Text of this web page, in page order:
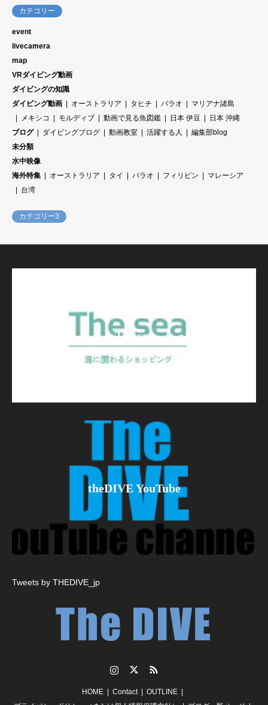
カテゴリー
event
livecamera
map
VRダイビング動画
ダイビングの知識
ダイビング動画
オーストラリア タヒチ パラオ
マリアナ諸島
メキシコ
モルディブ 動画で見る魚図鑑 日本 伊豆
日本 沖縄
ブログ
ダイビングブログ 動画教室 活躍する人
編集部blog
未分類
水中映像
海外特集
オーストラリア タイ パラオ フィリピン
マレーシア
台湾
カテゴリー3
The sea
theDIVE YouTube
Tweets by THEDIVE_jp
HOME Contact
OUTLINE